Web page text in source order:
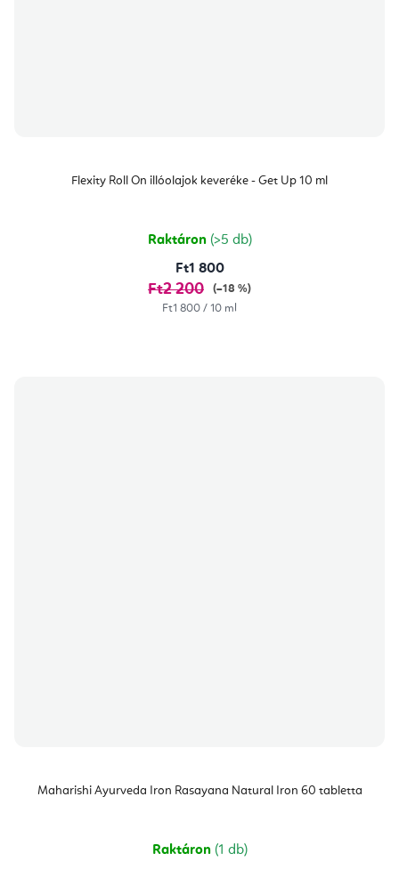
Flexity Roll On illóolajok keveréke - Get Up 10 ml
Raktáron (>5 db)
Ft1 800
Ft2 200
(–18 %)
Egységár:
Ft1 800 / 10 ml
Maharishi Ayurveda Iron Rasayana Natural Iron 60 tabletta
Raktáron (1 db)